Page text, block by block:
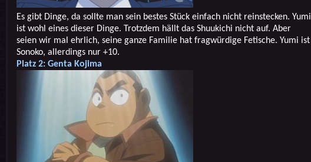
Es gibt Dinge, da sollte man sein bestes Stück einfach nicht reinstecken. Yumi
ist wohl eines dieser Dinge. Trotzdem hällt das Shuukichi nicht auf. Aber
seien wir mal ehrlich, seine ganze Familie hat fragwürdige Fetische. Yumi ist
Sonoko, allerdings nur +10.
Platz 2: Genta Kojima